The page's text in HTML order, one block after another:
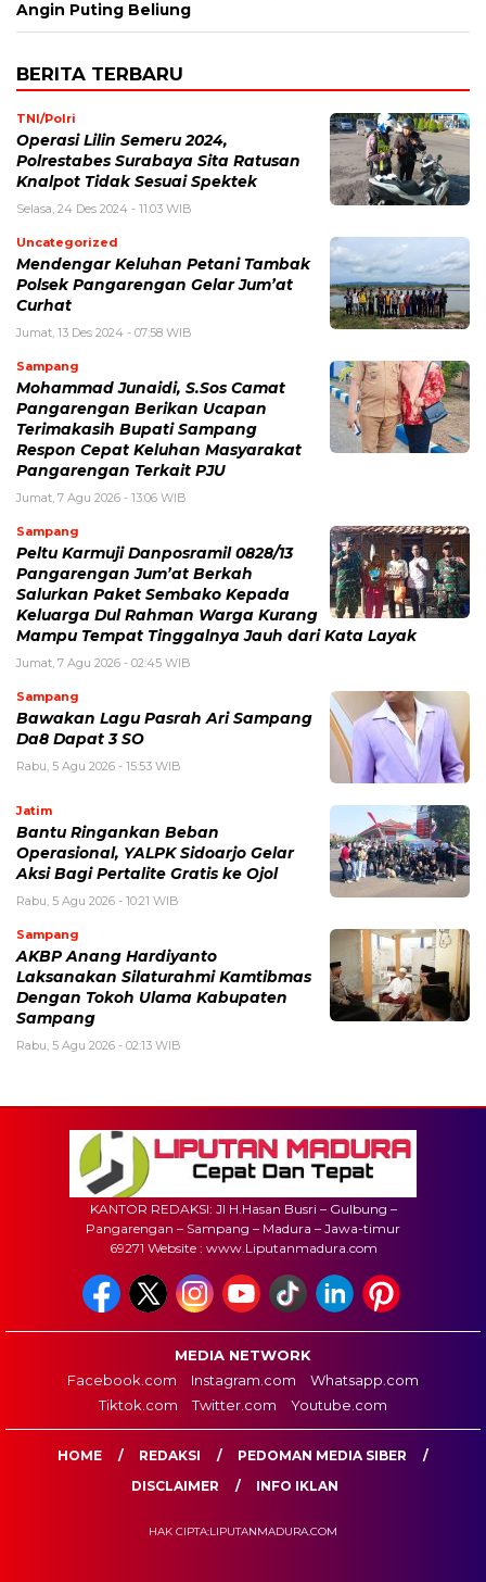
Angin Puting Beliung
BERITA TERBARU
TNI/Polri
Operasi Lilin Semeru 2024,
Polrestabes Surabaya Sita Ratusan
Knalpot Tidak Sesuai Spektek
Selasa, 24 Des 2024 - 11:03 WIB
Uncategorized
Mendengar Keluhan Petani Tambak
Polsek Pangarengan Gelar Jum’at
Curhat
Jumat, 13 Des 2024 - 07:58 WIB
Sampang
Mohammad Junaidi, S.Sos Camat
Pangarengan Berikan Ucapan
Terimakasih Bupati Sampang
Respon Cepat Keluhan Masyarakat
Pangarengan Terkait PJU
Jumat, 7 Agu 2026 - 13:06 WIB
Sampang
Peltu Karmuji Danposramil 0828/13
Pangarengan Jum’at Berkah
Salurkan Paket Sembako Kepada
Keluarga Dul Rahman Warga Kurang
Mampu Tempat Tinggalnya Jauh dari Kata Layak
Jumat, 7 Agu 2026 - 02:45 WIB
Sampang
Bawakan Lagu Pasrah Ari Sampang
Da8 Dapat 3 SO
Rabu, 5 Agu 2026 - 15:53 WIB
Jatim
Bantu Ringankan Beban
Operasional, YALPK Sidoarjo Gelar
Aksi Bagi Pertalite Gratis ke Ojol
Rabu, 5 Agu 2026 - 10:21 WIB
Sampang
AKBP Anang Hardiyanto
Laksanakan Silaturahmi Kamtibmas
Dengan Tokoh Ulama Kabupaten
Sampang
Rabu, 5 Agu 2026 - 02:13 WIB
KANTOR REDAKSI: Jl H.Hasan Busri – Gulbung –
Pangarengan – Sampang – Madura – Jawa-timur
69271 Website : www.Liputanmadura.com
MEDIA NETWORK
Facebook.com
Instagram.com
Whatsapp.com
Tiktok.com
Twitter.com Youtube.com
HOME REDAKSI
PEDOMAN MEDIA SIBER
DISCLAIMER
INFO IKLAN
HAK CIPTA:LIPUTANMADURA.COM